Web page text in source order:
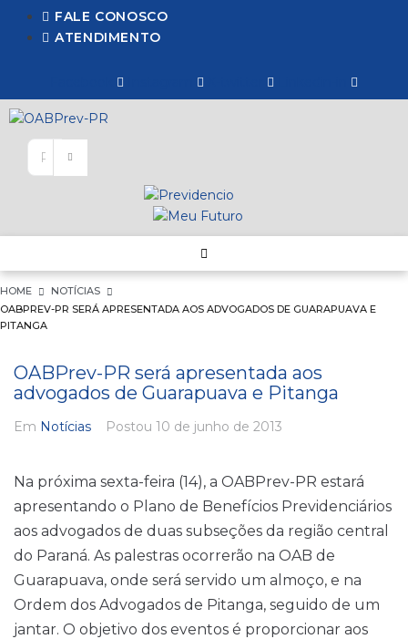
FALE CONOSCO
ATENDIMENTO
Pesquisar
HOME
NOTÍCIAS
OABPREV-PR SERÁ APRESENTADA AOS ADVOGADOS DE GUARAPUAVA E
PITANGA
OABPrev-PR será apresentada aos
advogados de Guarapuava e Pitanga
Em Notícias Postou 10 de junho de 2013
Na próxima sexta-feira (14), a OABPrev-PR estará
apresentando o Plano de Benefícios Previdenciários
aos advogados de duas subseções da região central
do Paraná. As palestras ocorrerão na OAB de
Guarapuava, onde será servido um almoço, e na
Ordem dos Advogados de Pitanga, seguido de um
jantar. O objetivo dos eventos é proporcionar aos